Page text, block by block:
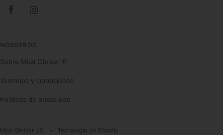
NOSOTROS
Sobre Mijal Gleiser ®
Terminos y condiciones
Políticas de privacidad
Mijal Gleiser US Tecnología de Shopify